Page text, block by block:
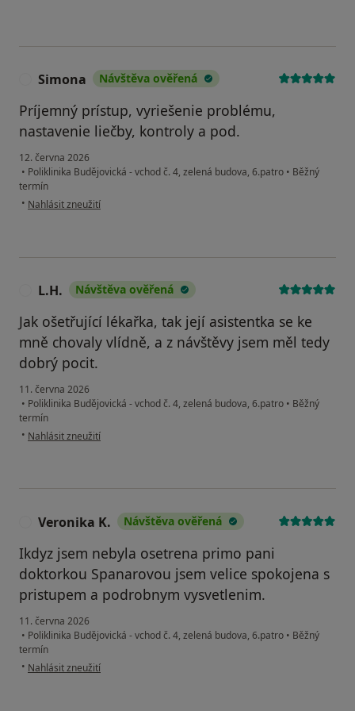
Simona Návštěva ověřená
Príjemný prístup, vyriešenie problému,
nastavenie liečby, kontroly a pod.
12. června 2026
• Poliklinika Budějovická - vchod č. 4, zelená budova, 6.patro • Běžný
termín
• podle názoru uživatele Simona
Nahlásit zneužití
L.H. Návštěva ověřená
Jak ošetřující lékařka, tak její asistentka se ke
mně chovaly vlídně, a z návštěvy jsem měl tedy
dobrý pocit.
11. června 2026
• Poliklinika Budějovická - vchod č. 4, zelená budova, 6.patro • Běžný
termín
• podle názoru uživatele L.H.
Nahlásit zneužití
Veronika K. Návštěva ověřená
Ikdyz jsem nebyla osetrena primo pani
doktorkou Spanarovou jsem velice spokojena s
pristupem a podrobnym vysvetlenim.
11. června 2026
• Poliklinika Budějovická - vchod č. 4, zelená budova, 6.patro • Běžný
termín
• podle názoru uživatele Veronika K.
Nahlásit zneužití